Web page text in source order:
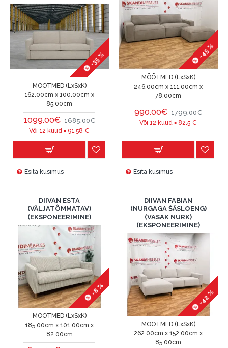
-35 %
MÕÕTMED (LxSxK)
162.00cm x 100.00cm x
85.00cm
1099.00€ 1685.00€
Või 12 kuud = 91.58 €
Esita küsimus
-45 %
MÕÕTMED (LxSxK)
246.00cm x 111.00cm x
78.00cm
990.00€ 1799.00€
Või 12 kuud = 82.5 €
Esita küsimus
DIIVAN ESTA
(VÄLJATÕMMATAV)
(EKSPONEERIMINE)
-8 %
MÕÕTMED (LxSxK)
185.00cm x 101.00cm x
82.00cm
DIIVAN FABIAN
(NURGAGA ŠÄSLOENG)
(VASAK NURK)
(EKSPONEERIMINE)
-42 %
MÕÕTMED (LxSxK)
262.00cm x 152.00cm x
85.00cm